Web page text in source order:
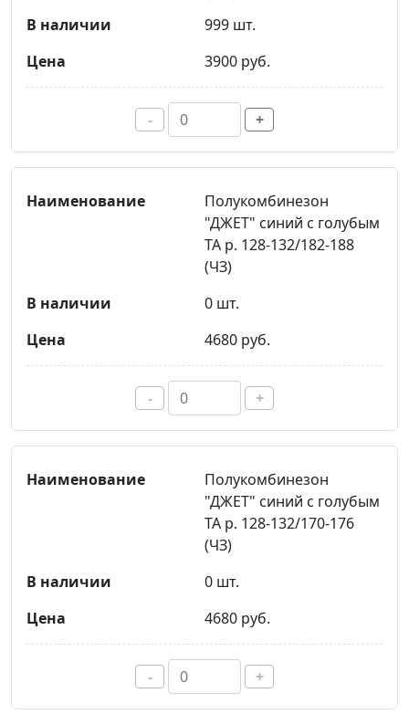
999 шт.
3900 руб.
- +
Полукомбинезон
"ДЖЕТ" синий с голубым
ТА р. 128-132/182-188
(ЧЗ)
0 шт.
4680 руб.
- +
Полукомбинезон
"ДЖЕТ" синий с голубым
ТА р. 128-132/170-176
(ЧЗ)
0 шт.
4680 руб.
- +